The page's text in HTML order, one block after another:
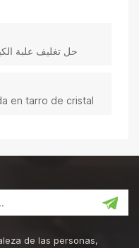
حل تغليف علبة
en tarro de cristal
de las personas,